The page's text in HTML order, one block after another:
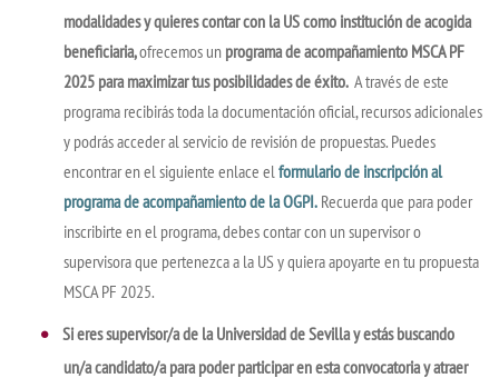
modalidades y quieres contar con la US como institución de acogida
beneficiaria,ofrecemos unprograma de acompañamiento MSCA PF
2025 para maximizar tus posibilidades de éxito. A través de este
programa recibirás toda la documentación oficial, recursos adicionales
y podrás acceder al servicio de revisión de propuestas. Puedes
encontrar en el siguiente enlace elformulario de inscripción al
programa de acompañamiento de la OGPI.Recuerda que para poder
inscribirte en el programa, debes contar con un supervisor o
supervisora que pertenezca a la US y quiera apoyarte en tu propuesta
MSCA PF 2025.
Si eres supervisor/a de la Universidad de Sevilla y estás buscando
un/a candidato/a para poder participar en esta convocatoria y atraer